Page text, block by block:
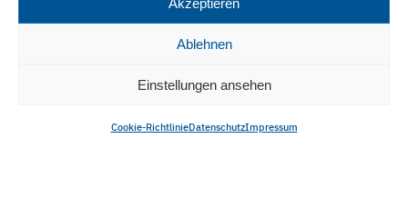
Ablehnen
Einstellungen ansehen
Cookie-RichtlinieDatenschutzImpressum